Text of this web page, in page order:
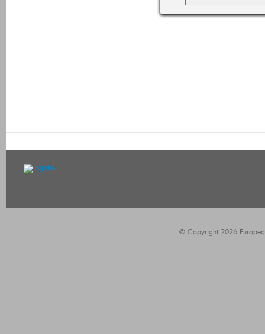
© Copyright 2026